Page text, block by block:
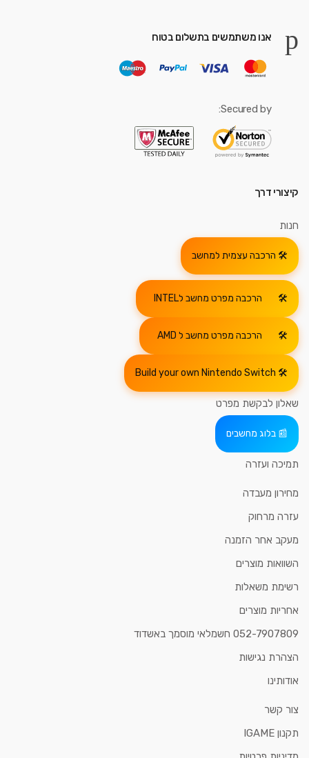
אנו משתמשים בתשלום בטוח
Secured by:
קיצורי דרך
חנות
הרכבה עצמית למחשב
הרכבה מפרט מחשב לINTEL
הרכבה מפרט מחשב ל AMD
Build your own Nintendo Switch
שאלון לבקשת מפרט
בלוג מחשבים
תמיכה ועזרה
מחירון מעבדה
עזרה מרחוק
מעקב אחר הזמנה
השוואות מוצרים
רשימת משאלות
אחריות מוצרים
052-7907809 חשמלאי מוסמך באשדוד
הצהרת נגישות
אודותינו
צור קשר
תקנון IGAME